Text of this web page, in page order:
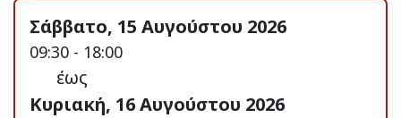
Σάββατο, 15 Αυγούστου 2026
09:30 - 18:00
έως
Κυριακή, 16 Αυγούστου 2026